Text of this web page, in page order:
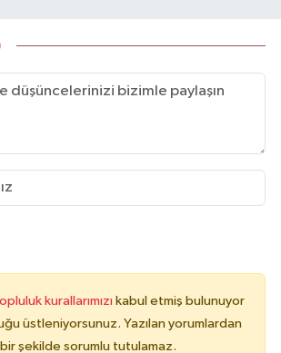
kurallarımızı kabul etmiş bulunuyor
üstleniyorsunuz. Yazılan yorumlardan
şekilde sorumlu tutulamaz.